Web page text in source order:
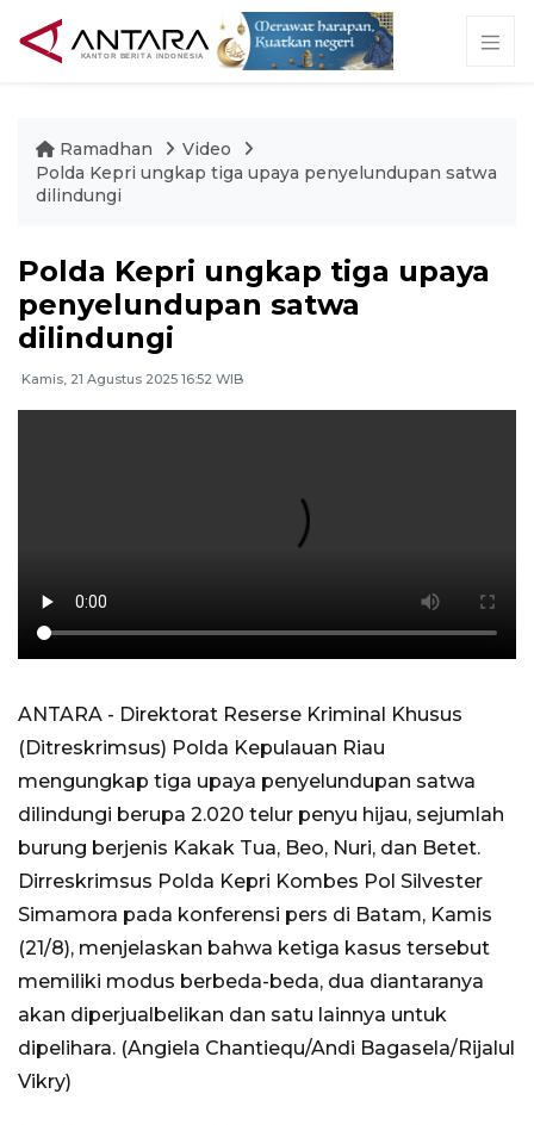
Ramadhan
Video
Polda Kepri ungkap tiga upaya penyelundupan satwa
dilindungi
Polda Kepri ungkap tiga upaya
penyelundupan satwa
dilindungi
Kamis, 21 Agustus 2025 16:52 WIB
ANTARA - Direktorat Reserse Kriminal Khusus
(Ditreskrimsus) Polda Kepulauan Riau
mengungkap tiga upaya penyelundupan satwa
dilindungi berupa 2.020 telur penyu hijau, sejumlah
burung berjenis Kakak Tua, Beo, Nuri, dan Betet.
Dirreskrimsus Polda Kepri Kombes Pol Silvester
Simamora pada konferensi pers di Batam, Kamis
(21/8), menjelaskan bahwa ketiga kasus tersebut
memiliki modus berbeda-beda, dua diantaranya
akan diperjualbelikan dan satu lainnya untuk
dipelihara. (Angiela Chantiequ/Andi Bagasela/Rijalul
Vikry)